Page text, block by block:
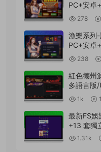
PC+安卓
278
漁樂系列
PC+安卓
238
紅色德州
多語言版
雙端源碼
控+帶彩
1k
最新FS娛
+13 套獨
鍵搭建腳
1.31k